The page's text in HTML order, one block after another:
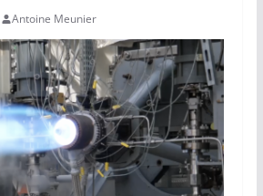
Antoine Meunier